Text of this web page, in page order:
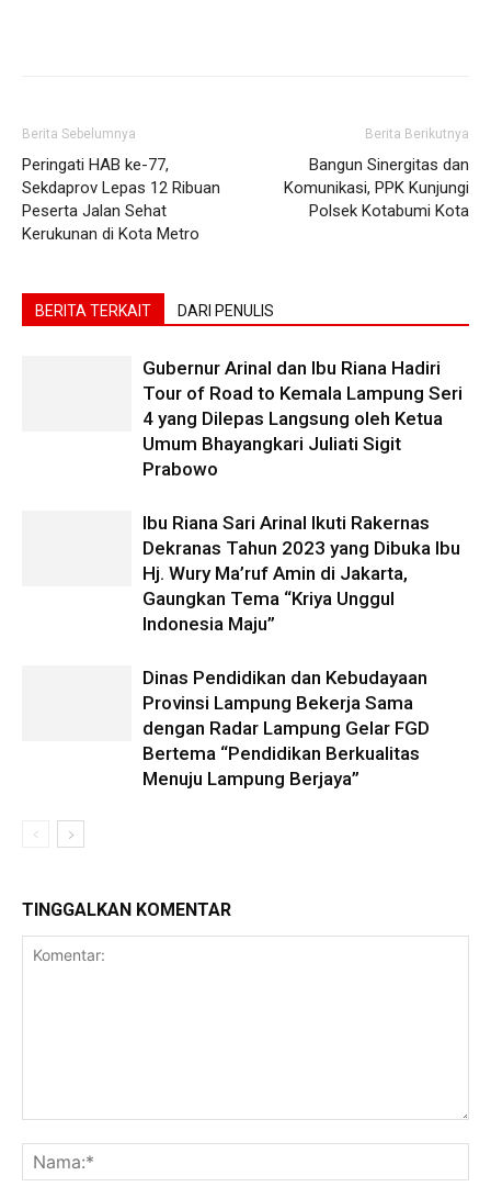
Berita Sebelumnya
Peringati HAB ke-77,
Sekdaprov Lepas 12 Ribuan
Peserta Jalan Sehat
Kerukunan di Kota Metro
Berita Berikutnya
Bangun Sinergitas dan
Komunikasi, PPK Kunjungi
Polsek Kotabumi Kota
BERITA TERKAIT DARI PENULIS
Gubernur Arinal dan Ibu Riana Hadiri
Tour of Road to Kemala Lampung Seri
4 yang Dilepas Langsung oleh Ketua
Umum Bhayangkari Juliati Sigit
Prabowo
Ibu Riana Sari Arinal Ikuti Rakernas
Dekranas Tahun 2023 yang Dibuka Ibu
Hj. Wury Ma’ruf Amin di Jakarta,
Gaungkan Tema “Kriya Unggul
Indonesia Maju”
Dinas Pendidikan dan Kebudayaan
Provinsi Lampung Bekerja Sama
dengan Radar Lampung Gelar FGD
Bertema “Pendidikan Berkualitas
Menuju Lampung Berjaya”
TINGGALKAN KOMENTAR